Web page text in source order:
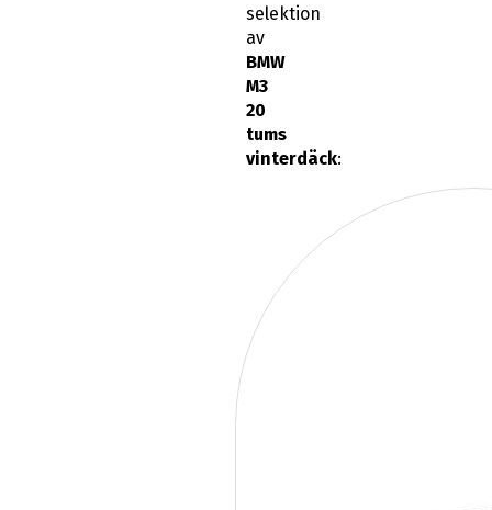
selektion
av
BMW
M3
20
tums
vinterdäck: